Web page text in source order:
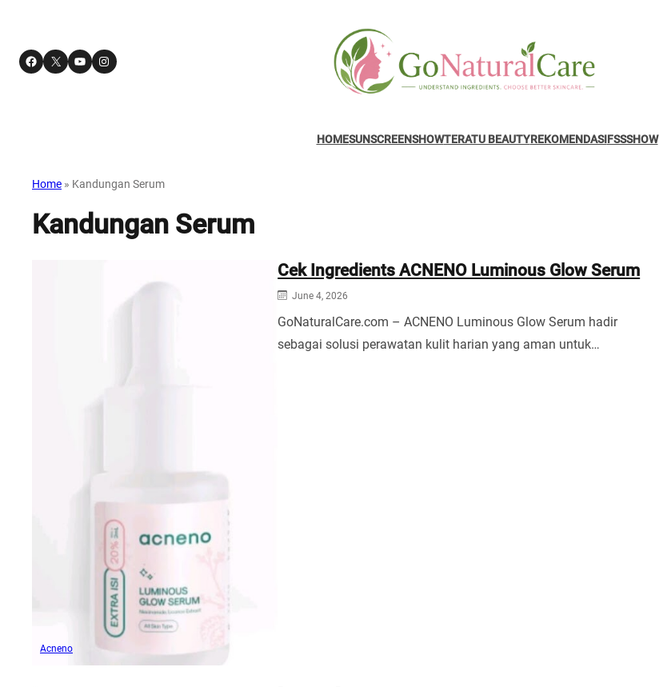
Facebook X YouTube Instagram
HOMESUNSCREENSHOWTERATU BEAUTYREKOMENDASIFSSSHOW
Home » Kandungan Serum
Kandungan Serum
Acneno
Cek Ingredients ACNENO Luminous Glow Serum
June 4, 2026
GoNaturalCare.com – ACNENO Luminous Glow Serum hadir
sebagai solusi perawatan kulit harian yang aman untuk…